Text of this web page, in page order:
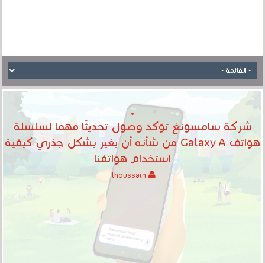
شركة سامسونغ تؤكد وصول تحديثًا مهما لسلسلة
هواتف Galaxy A من شأنه أن يغير بشكل جذري كيفية
استخدام هواتفنا